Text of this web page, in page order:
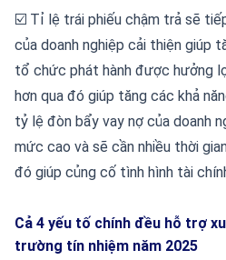
☑️ Tỉ lệ trái phiếu chậm trả sẽ tiế
của doanh nghiệp cải thiện giúp t
tổ chức phát hành được hưởng l
hơn qua đó giúp tăng các khả nă
tỷ lệ đòn bẩy vay nợ của doanh
mức cao và sẽ cần nhiều thời
đó giúp củng cố tình hình tài chí
Cả 4 yếu tố chính đều hỗ trợ
trường tín nhiệm năm 2025